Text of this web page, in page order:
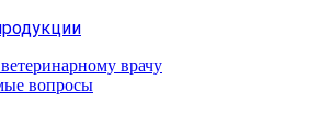
врачу
вопросы